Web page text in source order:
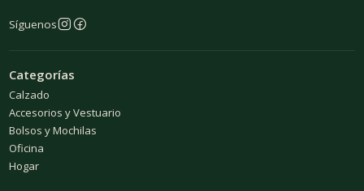
Síguenos
Categorías
Calzado
Accesorios y Vestuario
Bolsos y Mochilas
Oficina
Hogar